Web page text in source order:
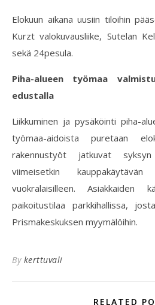
Elokuun aikana uusiin tiloihin
Kurzt valokuvausliike, Sutelan
sekä 24pesula.
Piha-alueen työmaa
edustalla
Liikkuminen ja pysäköinti piha-
työmaa-aidoista puretaan
rakennustyöt jatkuvat
viimeisetkin
vuokralaisilleen. Asiakkaiden
paikoitustilaa parkkihallissa,
Prismakeskuksen myymälöihin.
By kerttuvali
RELATED